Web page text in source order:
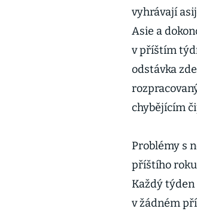
vyhrávají
Asie a
v příštím
odstávka
chybějícím
Problémy s
příštího
Každý
v žádném